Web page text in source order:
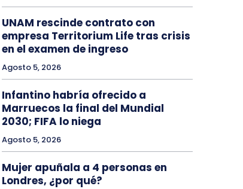
UNAM rescinde contrato con
empresa Territorium Life tras crisis
en el examen de ingreso
Agosto 5, 2026
Infantino habría ofrecido a
Marruecos la final del Mundial
2030; FIFA lo niega
Agosto 5, 2026
Mujer apuñala a 4 personas en
Londres, ¿por qué?